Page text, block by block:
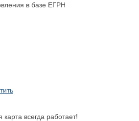
в базе ЕГРН
карта всегда работает!